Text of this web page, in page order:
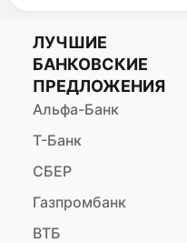
ЛУЧШИЕ
БАНКОВСКИЕ
ПРЕДЛОЖЕНИЯ
Альфа-Банк
Т-Банк
СБЕР
Газпромбанк
ВТБ